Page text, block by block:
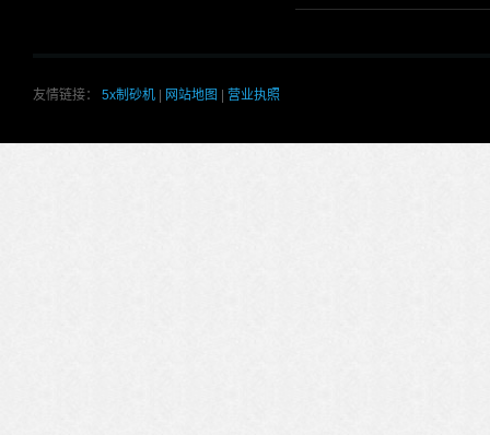
友情链接： 5x制砂机 网站地图 营业执照